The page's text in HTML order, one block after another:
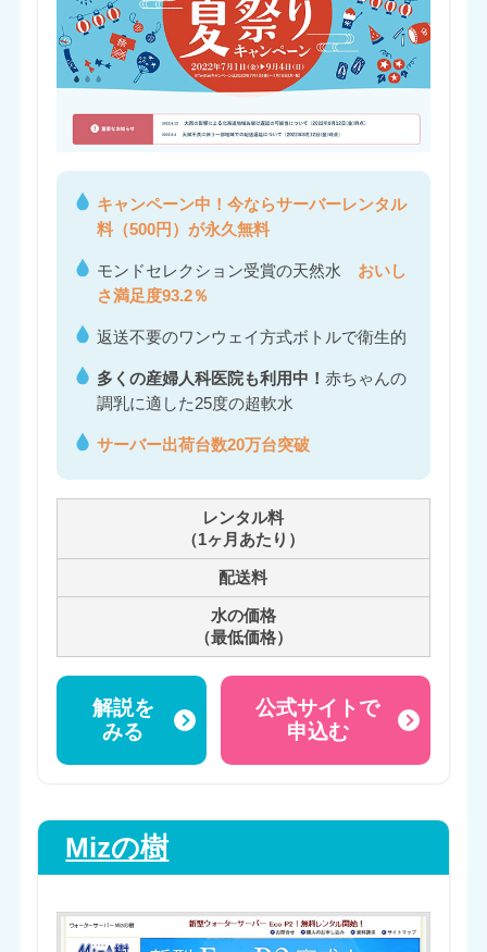
キャンペーン中！今ならサーバーレンタル
料（500円）が永久無料
モンドセレクション受賞の天然水 おいし
さ満足度93.2％
返送不要のワンウェイ方式ボトルで衛生的
多くの産婦人科医院も利用中！ 赤ちゃんの
調乳に適した25度の超軟水
サーバー出荷台数20万台突破
レンタル料
（1ヶ月あたり）
配送料
水の価格
（最低価格）
解説を
みる
公式サイトで
申込む
Mizの樹